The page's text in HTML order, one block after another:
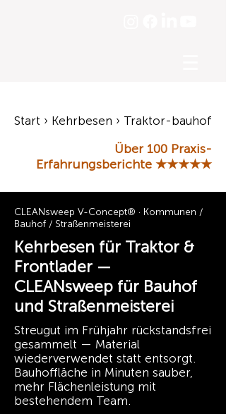
Start › Kehrbesen › Traktor-bauhof
Über 100 Praxis-
Erfahrungsberichte ★★★★★
CLEANsweep V-Concept® · Kommunen /
Bauhof / Straßenmeisterei
Kehrbesen für Traktor &
Frontlader —
CLEANsweep für Bauhof
und Straßenmeisterei
Streugut im Frühjahr rückstandsfrei
gesammelt — Material
wiederverwendet statt entsorgt.
Bauhoffläche in Minuten sauber,
mehr Flächenleistung mit
bestehendem Team.